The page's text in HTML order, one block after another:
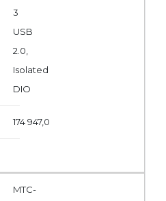
3
USB
2.0,
Isolated
DIO
174 947,0
MTC-